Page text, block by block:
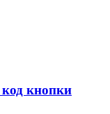
кнопки